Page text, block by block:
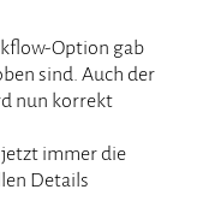
Option gab
sind. Auch der
nun korrekt
immer die
Details